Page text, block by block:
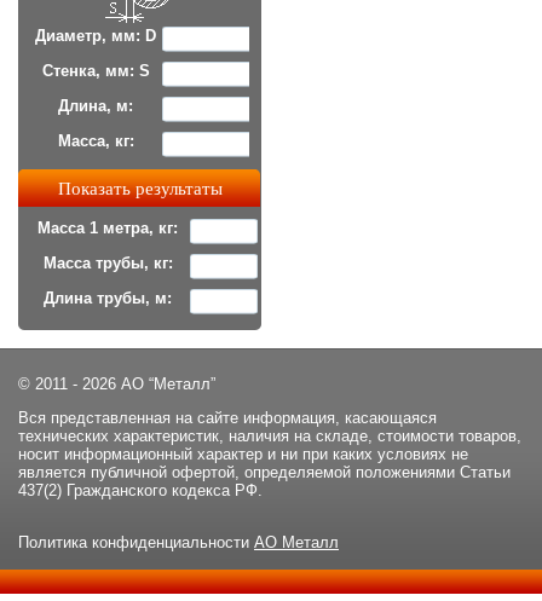
Диаметр, мм: D
Стенка, мм: S
Длина, м:
Масса, кг:
Масса 1 метра, кг:
Масса трубы, кг:
Длина трубы, м:
© 2011 - 2026 АО “Металл”
Вся представленная на сайте информация, касающаяся
технических характеристик, наличия на складе, стоимости товаров,
носит информационный характер и ни при каких условиях не
является публичной офертой, определяемой положениями Статьи
437(2) Гражданского кодекса РФ.
Политика конфиденциальности АО Металл